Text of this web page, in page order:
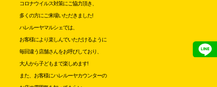
コロナウイルス対策にご協力頂き、
多くの方にご来場いただきました!
ハレルーヤマルシェでは、
お客様により楽しんでいただけるように
毎回違う店舗さんをお呼びしており、
大人から子どもまで楽しめます!
また、お客様にハレルーヤカウンターの